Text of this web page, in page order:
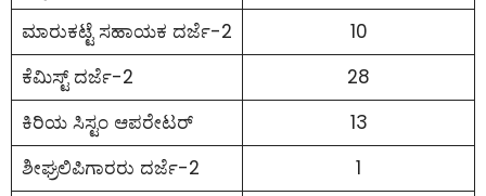
ಮಾರುಕಟ್ಟೆ ಸಹಾಯಕ ದರ್ಜೆ-2
10
ಕೆಮಿಸ್ಟ್ ದರ್ಜೆ-2
28
ಕಿರಿಯ ಸಿಸ್ಟಂ ಆಪರೇಟರ್
13
ಶೀಘ್ರಲಿಪಿಗಾರರು ದರ್ಜೆ-2
1